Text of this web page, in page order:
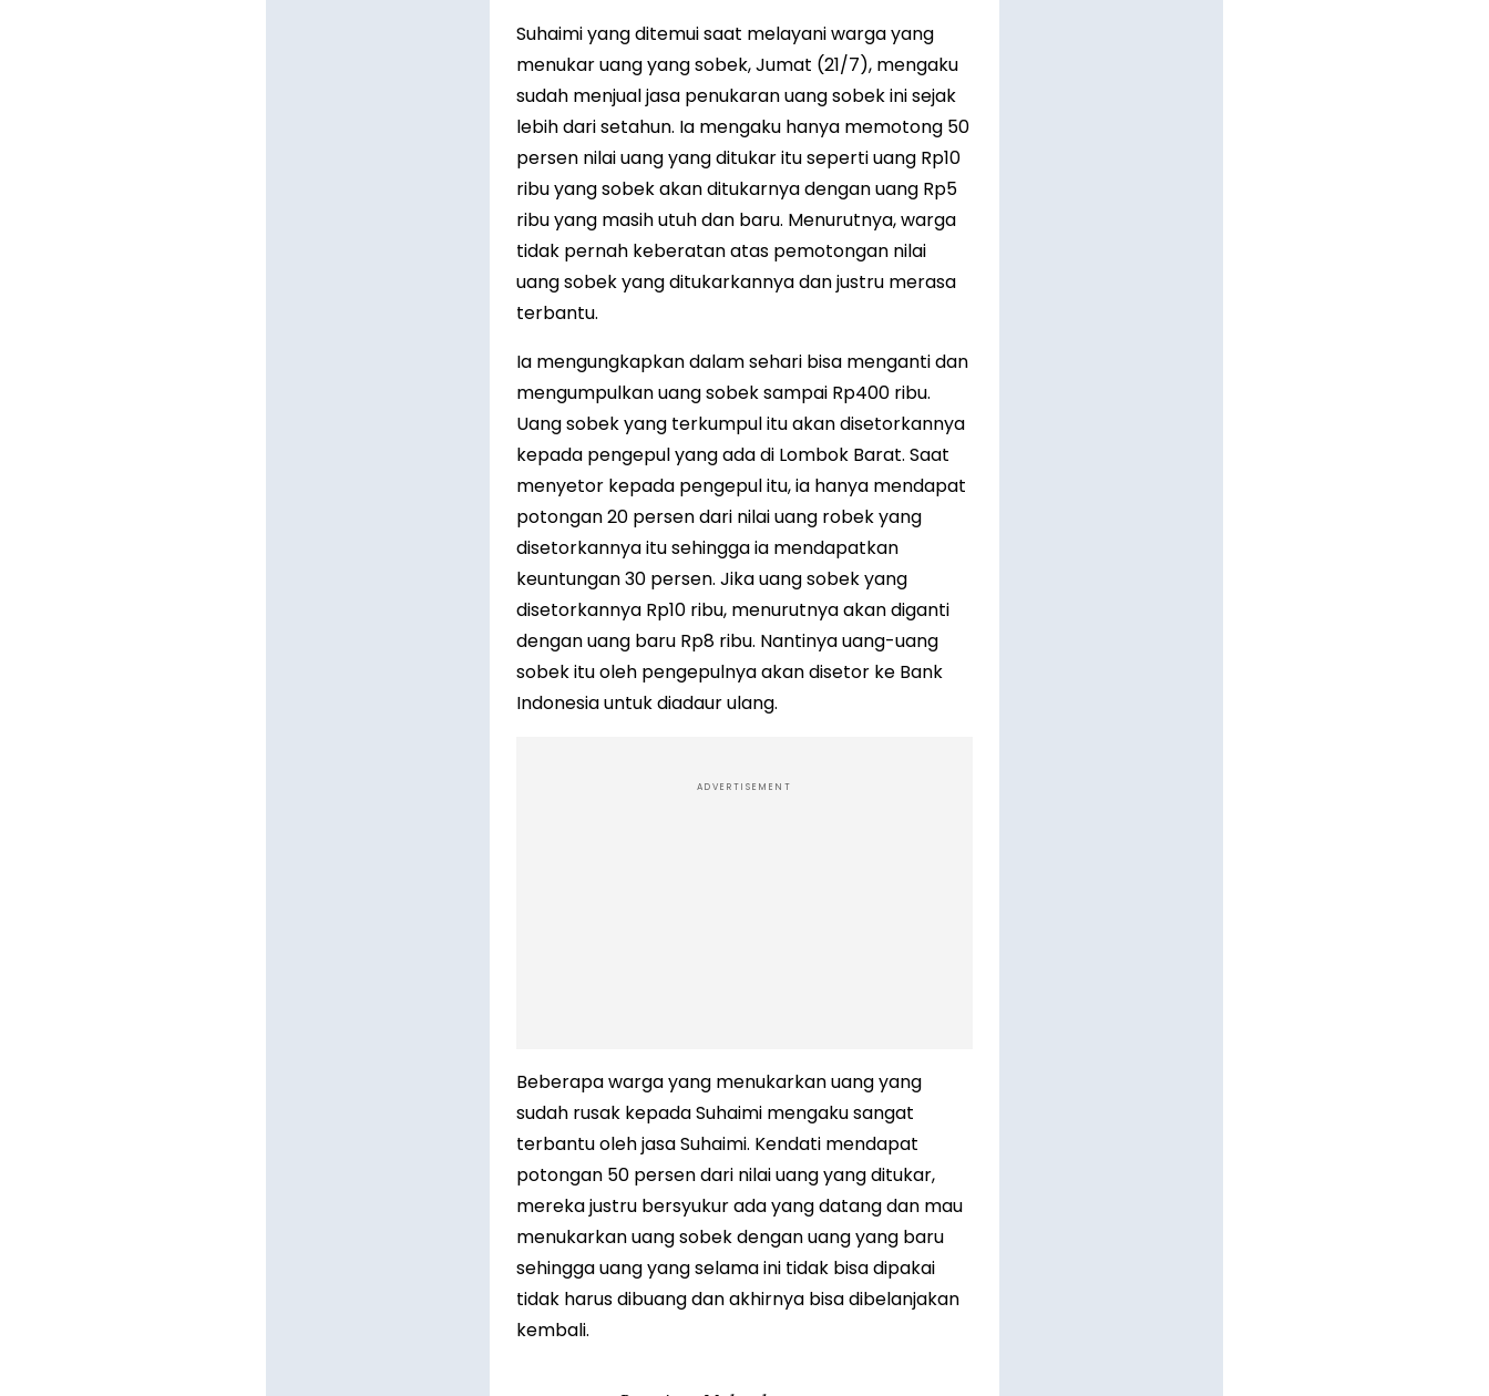
Suhaimi yang ditemui saat melayani warga yang
menukar uang yang sobek, Jumat (21/7), mengaku
sudah menjual jasa penukaran uang sobek ini sejak
lebih dari setahun. Ia mengaku hanya memotong 50
persen nilai uang yang ditukar itu seperti uang Rp10
ribu yang sobek akan ditukarnya dengan uang Rp5
ribu yang masih utuh dan baru. Menurutnya, warga
tidak pernah keberatan atas pemotongan nilai
uang sobek yang ditukarkannya dan justru merasa
terbantu.
Ia mengungkapkan dalam sehari bisa menganti dan
mengumpulkan uang sobek sampai Rp400 ribu.
Uang sobek yang terkumpul itu akan disetorkannya
kepada pengepul yang ada di Lombok Barat. Saat
menyetor kepada pengepul itu, ia hanya mendapat
potongan 20 persen dari nilai uang robek yang
disetorkannya itu sehingga ia mendapatkan
keuntungan 30 persen. Jika uang sobek yang
disetorkannya Rp10 ribu, menurutnya akan diganti
dengan uang baru Rp8 ribu. Nantinya uang-uang
sobek itu oleh pengepulnya akan disetor ke Bank
Indonesia untuk diadaur ulang.
ADVERTISEMENT
Beberapa warga yang menukarkan uang yang
sudah rusak kepada Suhaimi mengaku sangat
terbantu oleh jasa Suhaimi. Kendati mendapat
potongan 50 persen dari nilai uang yang ditukar,
mereka justru bersyukur ada yang datang dan mau
menukarkan uang sobek dengan uang yang baru
sehingga uang yang selama ini tidak bisa dipakai
tidak harus dibuang dan akhirnya bisa dibelanjakan
kembali.